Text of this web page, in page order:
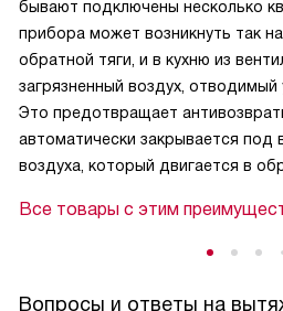
бывают подключены несколько
прибора может возникнуть так
обратной тяги, и в кухню из
загрязненный воздух,
Это предотвращает
автоматически закрывается под
воздуха, который двигается в
Все товары с этим
Вопросы и ответы на